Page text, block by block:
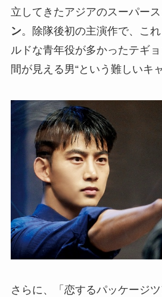
⽴してきたアジアのスーパー
ン。除隊後初の主演作で、こ
ルドな⻘年役が多かったテギ
間が⾒える男“という難しいキ
さらに、「恋するパッケージ